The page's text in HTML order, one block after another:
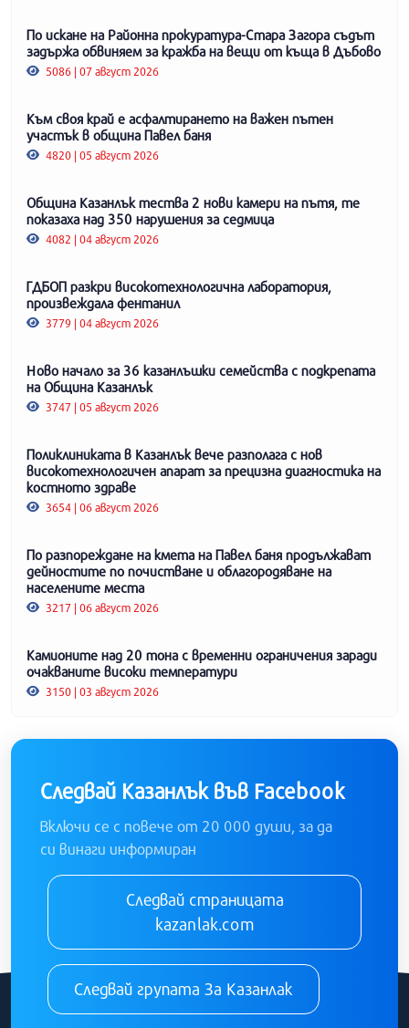
По искане на Районна прокуратура-Стара Загора съдът
задържа обвиняем за кражба на вещи от къща в Дъбово
5086 | 07 август 2026
Към своя край е асфалтирането на важен пътен
участък в община Павел баня
4820 | 05 август 2026
Община Казанлък тества 2 нови камери на пътя, те
показаха над 350 нарушения за седмица
4082 | 04 август 2026
ГДБОП разкри високотехнологична лаборатория,
произвеждала фентанил
3779 | 04 август 2026
Ново начало за 36 казанлъшки семейства с подкрепата
на Община Казанлък
3747 | 05 август 2026
Поликлиниката в Казанлък вече разполага с нов
високотехнологичен апарат за прецизна диагностика на
костното здраве
3654 | 06 август 2026
По разпореждане на кмета на Павел баня продължават
дейностите по почистване и облагородяване на
населените места
3217 | 06 август 2026
Камионите над 20 тона с временни ограничения заради
очакваните високи температури
3150 | 03 август 2026
Следвай Казанлък във Facebook
Включи се с повече от 20 000 души, за да
си винаги информиран
Следвай страницата
kazanlak.com
Следвай групата За Казанлак